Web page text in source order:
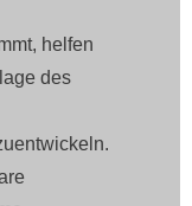
helfen
des